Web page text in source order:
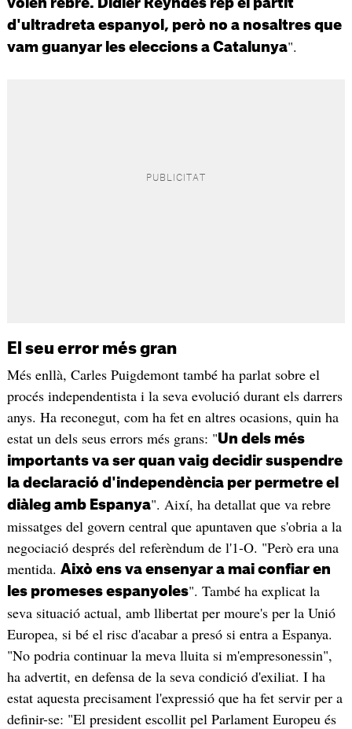
volen rebre. Didier Reyndes rep el partit
d'ultradreta espanyol, però no a nosaltres que
vam guanyar les eleccions a Catalunya".
El seu error més gran
Més enllà, Carles Puigdemont també ha parlat sobre el
procés independentista i la seva evolució durant els darrers
anys. Ha reconegut, com ha fet en altres ocasions, quin ha
estat un dels seus errors més grans: "Un dels més
importants va ser quan vaig decidir suspendre
la declaració d'independència per permetre el
diàleg amb Espanya". Així, ha detallat que va rebre
missatges del govern central que apuntaven que s'obria a la
negociació després del referèndum de l'1-O. "Però era una
mentida. Això ens va ensenyar a mai confiar en
les promeses espanyoles". També ha explicat la
seva situació actual, amb llibertat per moure's per la Unió
Europea, si bé el risc d'acabar a presó si entra a Espanya.
"No podria continuar la meva lluita si m'empresonessin",
ha advertit, en defensa de la seva condició d'exiliat. I ha
estat aquesta precisament l'expressió que ha fet servir per a
definir-se: "El president escollit pel Parlament Europeu és